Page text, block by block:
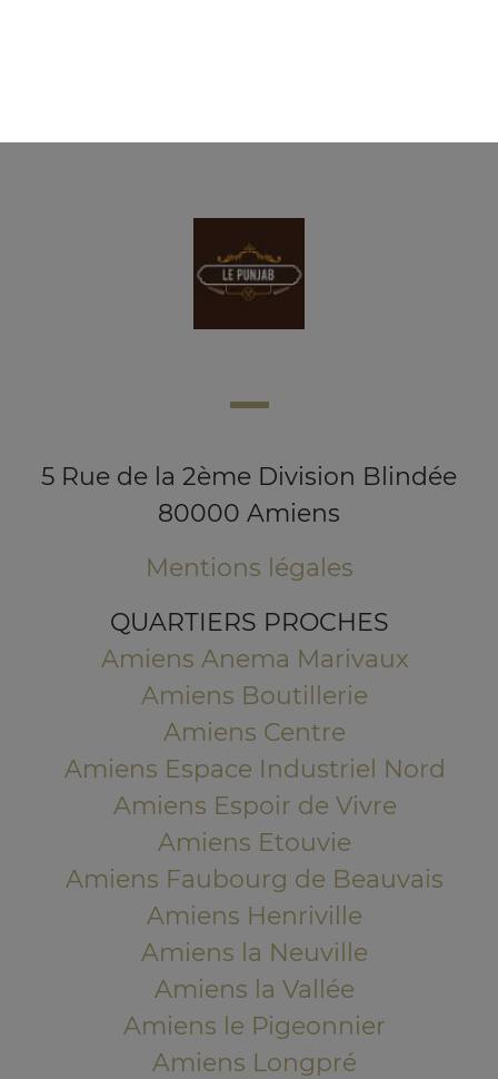
5 Rue de la 2ème Division Blindée
80000 Amiens
Mentions légales
QUARTIERS PROCHES
Amiens Anema Marivaux
Amiens Boutillerie
Amiens Centre
Amiens Espace Industriel Nord
Amiens Espoir de Vivre
Amiens Etouvie
Amiens Faubourg de Beauvais
Amiens Henriville
Amiens la Neuville
Amiens la Vallée
Amiens le Pigeonnier
Amiens Longpré